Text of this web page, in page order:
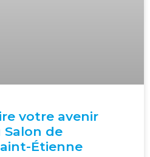
votre avenir
Salon de
Étienne